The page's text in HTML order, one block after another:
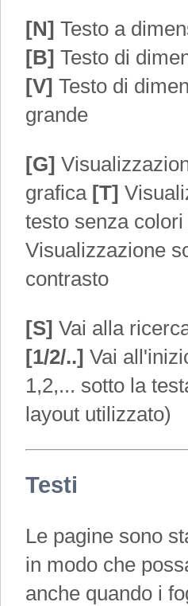
[N] Testo a
[B] Testo di
[V] Testo di
grande
[G]
grafica [T]
testo senza colori
Visualizzazione
contrasto
[S] Vai alla
[1/2/..] Vai
1,2,... sotto la
layout utilizzato)
Testi
Le pagine sono
in modo che
anche quando i